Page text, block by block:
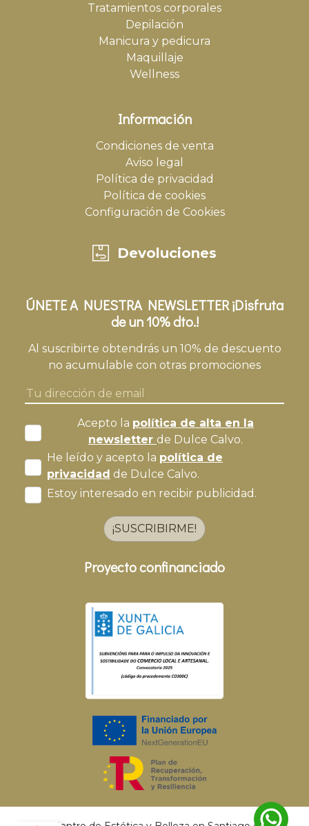
Tratamientos corporales
Depilación
Manicura y pedicura
Maquillaje
Wellness
Información
Condiciones de venta
Aviso legal
Política de privacidad
Política de cookies
Configuración de Cookies
Devoluciones
ÚNETE A NUESTRA NEWSLETTER ¡Disfruta
de un 10% dto.!
Al suscribirte obtendrás un 10% de descuento
no acumulable con otras promociones
Acepto la política de alta en la
newsletter de Dulce Calvo.
He leído y acepto la política de
privacidad de Dulce Calvo.
Estoy interesado en recibir publicidad.
¡SUSCRIBIRME!
Proyecto confinanciado